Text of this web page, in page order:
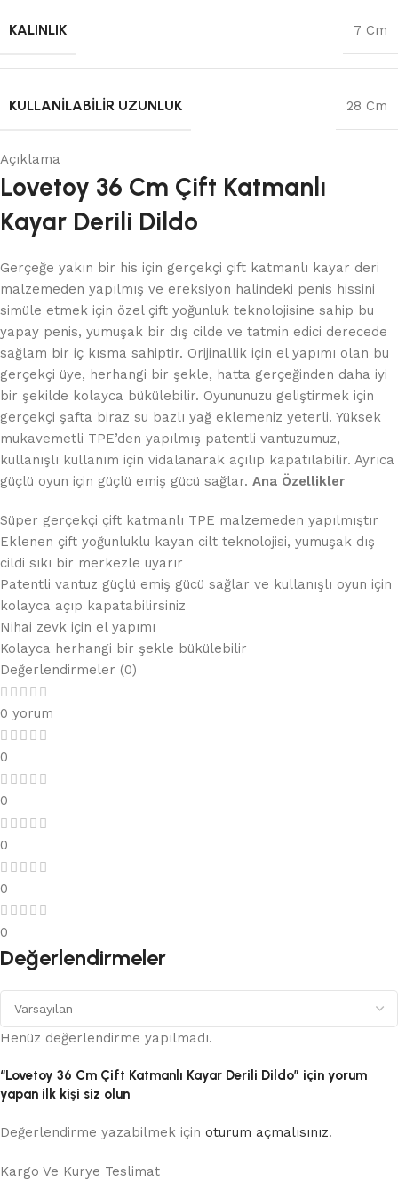
KALINLIK 7 Cm
KULLANILABILIR UZUNLUK 28 Cm
Açıklama
Lovetoy 36 Cm Çift Katmanlı
Kayar Derili Dildo
Gerçeğe yakın bir his için gerçekçi çift katmanlı kayar deri
malzemeden yapılmış ve ereksiyon halindeki penis hissini
simüle etmek için özel çift yoğunluk teknolojisine sahip bu
yapay penis, yumuşak bir dış cilde ve tatmin edici derecede
sağlam bir iç kısma sahiptir. Orijinallik için el yapımı olan bu
gerçekçi üye, herhangi bir şekle, hatta gerçeğinden daha iyi
bir şekilde kolayca bükülebilir. Oyununuzu geliştirmek için
gerçekçi şafta biraz su bazlı yağ eklemeniz yeterli. Yüksek
mukavemetli TPE’den yapılmış patentli vantuzumuz,
kullanışlı kullanım için vidalanarak açılıp kapatılabilir. Ayrıca
güçlü oyun için güçlü emiş gücü sağlar. Ana Özellikler
Süper gerçekçi çift katmanlı TPE malzemeden yapılmıştır
Eklenen çift yoğunluklu kayan cilt teknolojisi, yumuşak dış
cildi sıkı bir merkezle uyarır
Patentli vantuz güçlü emiş gücü sağlar ve kullanışlı oyun için
kolayca açıp kapatabilirsiniz
Nihai zevk için el yapımı
Kolayca herhangi bir şekle bükülebilir
Değerlendirmeler (0)
0 yorum
0
0
0
0
0
Değerlendirmeler
Henüz değerlendirme yapılmadı.
“Lovetoy 36 Cm Çift Katmanlı Kayar Derili Dildo” için yorum
yapan ilk kişi siz olun
Değerlendirme yazabilmek için oturum açmalısınız.
Kargo Ve Kurye Teslimat